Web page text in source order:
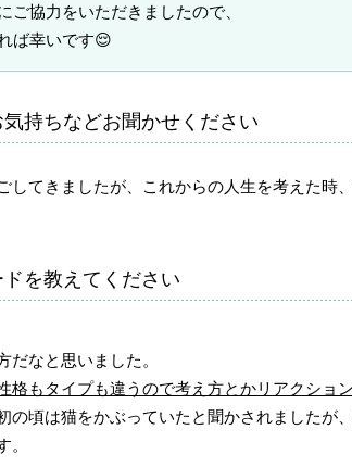
協力をいただきましたので、
ば幸いです😌
持ちなどお聞かせください
てきましたが、これからの人生を考えた
を教えてください
なと思いました。
もタイプも違うので考え方とかリアクショ
頃は猫をかぶっていたと聞かされましたが